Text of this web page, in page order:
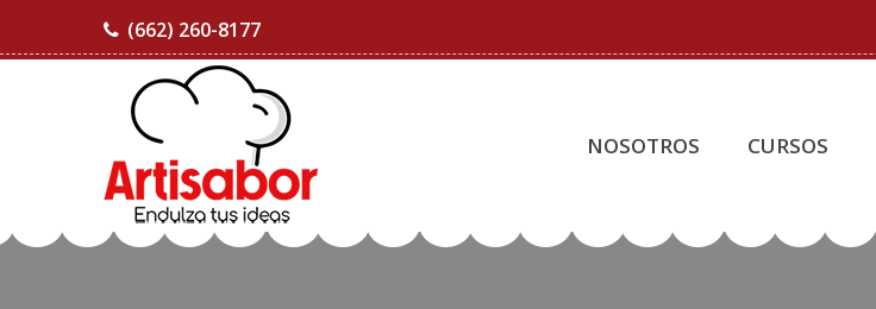
(662) 260-8177
NOSOTROS CURSOS